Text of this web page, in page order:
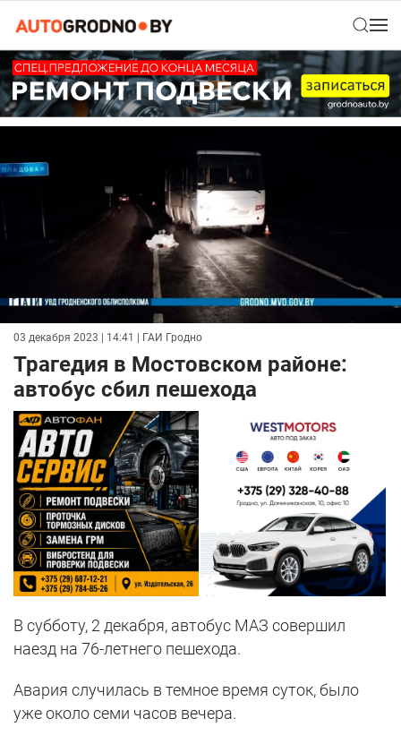
03 декабря 2023 | 14:41 | ГАИ Гродно
Трагедия в Мостовском районе:
автобус сбил пешехода
В субботу, 2 декабря, автобус МАЗ совершил
наезд на 76-летнего пешехода.
Авария случилась в темное время суток, было
уже около семи часов вечера.